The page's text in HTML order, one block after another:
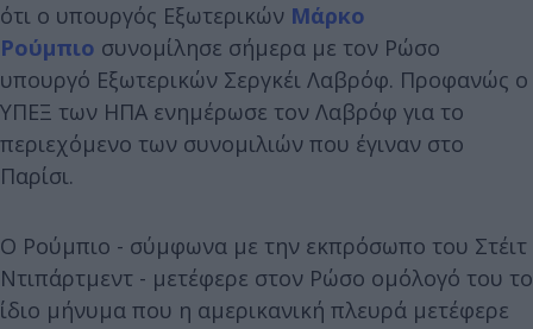
ότι ο υπουργός Εξωτερικών Μάρκο
Ρούμπιο συνομίλησε σήμερα με τον Ρώσο
υπουργό Εξωτερικών Σεργκέι Λαβρόφ. Προφανώς ο
ΥΠΕΞ των ΗΠΑ ενημέρωσε τον Λαβρόφ για το
περιεχόμενο των συνομιλιών που έγιναν στο
Παρίσι.
Ο Ρούμπιο - σύμφωνα με την εκπρόσωπο του Στέιτ
Ντιπάρτμεντ - μετέφερε στον Ρώσο ομόλογό του το
ίδιο μήνυμα που η αμερικανική πλευρά μετέφερε